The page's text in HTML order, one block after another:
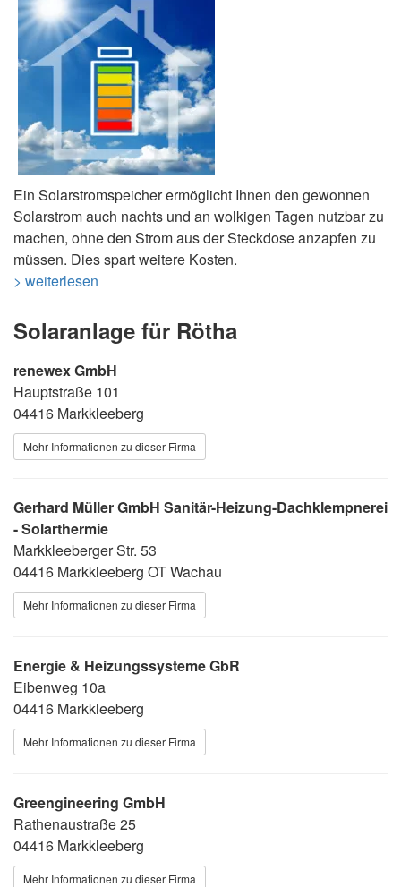
Ein Solarstromspeicher ermöglicht Ihnen den gewonnen
Solarstrom auch nachts und an wolkigen Tagen nutzbar zu
machen, ohne den Strom aus der Steckdose anzapfen zu
müssen. Dies spart weitere Kosten.
> weiterlesen
Solaranlage für Rötha
renewex GmbH
Hauptstraße 101
04416 Markkleeberg
Mehr Informationen zu dieser Firma
Gerhard Müller GmbH Sanitär-Heizung-Dachklempnerei
- Solarthermie
Markkleeberger Str. 53
04416 Markkleeberg OT Wachau
Mehr Informationen zu dieser Firma
Energie & Heizungssysteme GbR
Eibenweg 10a
04416 Markkleeberg
Mehr Informationen zu dieser Firma
Greengineering GmbH
Rathenaustraße 25
04416 Markkleeberg
Mehr Informationen zu dieser Firma